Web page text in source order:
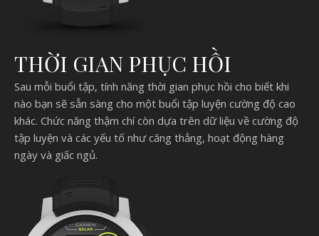
THỜI GIAN PHỤC HỒI
Sau mỗi buổi tập, tính năng thời gian phục hồi cho biết khi
nào bạn sẽ sẵn sàng cho một buổi tập luyện cường độ cao
khác. Chức năng thậm chí còn dựa trên dữ liệu về cường độ
tập luyện và các yếu tố như căng thẳng, hoạt động hàng
ngày và giấc ngủ.